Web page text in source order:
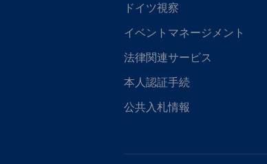
ドイツ視察
イベントマネージメント
法律関連サービス
本人認証手続
公共入札情報